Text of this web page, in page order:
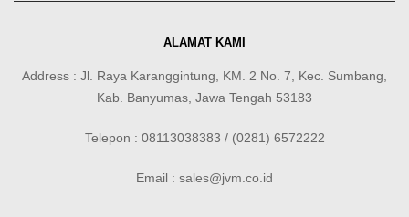
ALAMAT KAMI
Address : Jl. Raya Karanggintung, KM. 2 No. 7, Kec. Sumbang,
Kab. Banyumas, Jawa Tengah 53183
Telepon : 08113038383 / (0281) 6572222
Email : sales@jvm.co.id